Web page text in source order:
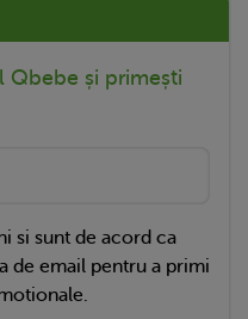
Qbebe și primești
si sunt de acord ca
de email pentru a primi